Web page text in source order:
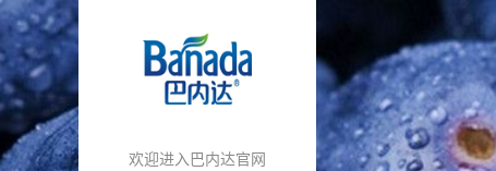
欢迎进入巴内达官网